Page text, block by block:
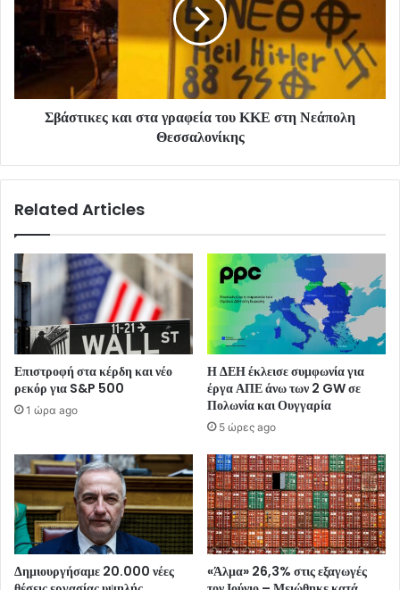
Σβάστικες και στα γραφεία του ΚΚΕ στη Νεάπολη
Θεσσαλονίκης
Related Articles
Επιστροφή στα κέρδη και νέο
ρεκόρ για S&P 500
1 ώρα ago
Η ΔΕΗ έκλεισε συμφωνία για
έργα ΑΠΕ άνω των 2 GW σε
Πολωνία και Ουγγαρία
5 ώρες ago
Δημιουργήσαμε 20.000 νέες
«Άλμα» 26,3% στις εξαγωγές